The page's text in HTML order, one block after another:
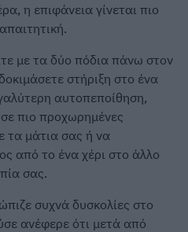
η επιφάνεια γίνεται πιο
με τα δύο πόδια πάνω στον
στήριξη στο ένα
αυτοπεποίθηση,
πιο προχωρημένες
τα μάτια σας ή να
από το ένα χέρι στο άλλο
σας.
συχνά δυσκολίες στο
ανέφερε ότι μετά από